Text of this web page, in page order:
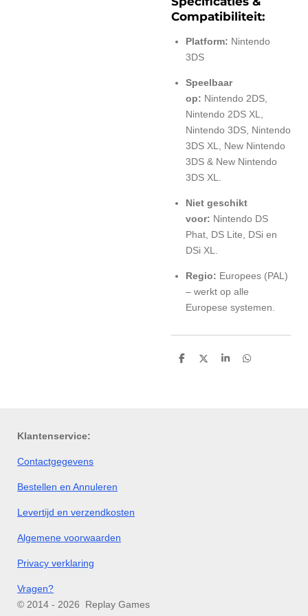
Compatibiliteit:
Platform: Nintendo
3DS
Speelbaar
op: Nintendo 2DS,
Nintendo 2DS XL,
Nintendo 3DS, Nintendo
3DS XL, New Nintendo
3DS & New Nintendo
3DS XL.
Niet geschikt
voor: Nintendo DS
Phat, DS Lite, DSi en
DSi XL.
Regio: Europees (PAL)
– werkt op alle
Europese systemen.
D
D
S
D
Klantenservice:
Contactgegevens
Bestellen en Annuleren
Levertijd en verzendkosten
Algemene voorwaarden
Privacy verklaring
Vragen?
© 2014 - 2026 Replay Games